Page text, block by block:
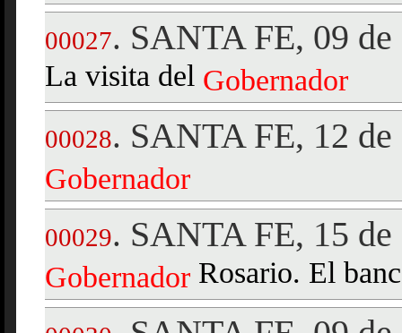
00027. SANTA FE, 09
La visita del Gobernador
00028. SANTA FE, 12
Gobernador
00029. SANTA FE, 15
Gobernador Rosario. El